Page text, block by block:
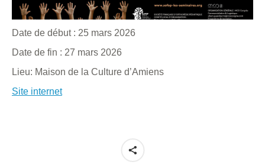
Date de début : 25 mars 2026
Date de fin : 27 mars 2026
Lieu: Maison de la Culture d’Amiens
Site internet